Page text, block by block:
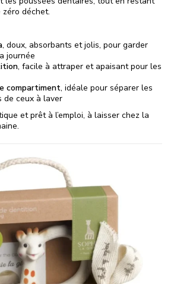
déchet.
, doux, absorbants et jolis, pour garder
journée
, facile à attraper et apaisant pour les
compartiment, idéale pour séparer les
de ceux à laver
et prêt à l’emploi, à laisser chez la